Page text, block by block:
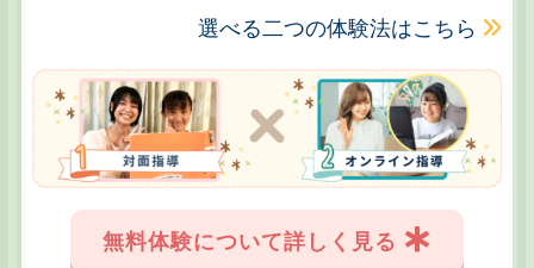
選べる二つの体験法はこちら
無料体験について詳しく見る